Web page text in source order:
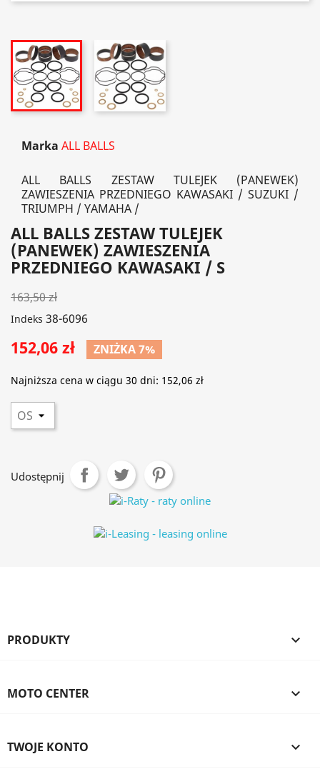
Marka ALL BALLS
ALL BALLS ZESTAW TULEJEK (PANEWEK)
ZAWIESZENIA PRZEDNIEGO KAWASAKI / SUZUKI /
TRIUMPH / YAMAHA /
ALL BALLS ZESTAW TULEJEK
(PANEWEK) ZAWIESZENIA
PRZEDNIEGO KAWASAKI / S
163,50 zł
Indeks 38-6096
152,06 zł ZNIŻKA 7%
Najniższa cena w ciągu 30 dni: 152,06 zł
Udostępnij
PRODUKTY 
MOTO CENTER 
TWOJE KONTO 